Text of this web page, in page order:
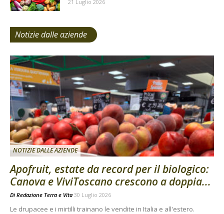
21 Luglio 2026
Notizie dalle aziende
NOTIZIE DALLE AZIENDE
Apofruit, estate da record per il biologico:
Canova e ViviToscano crescono a doppia...
Di Redazione Terra e Vita 30 Luglio 2026
Le drupacee e i mirtilli trainano le vendite in Italia e all'estero.